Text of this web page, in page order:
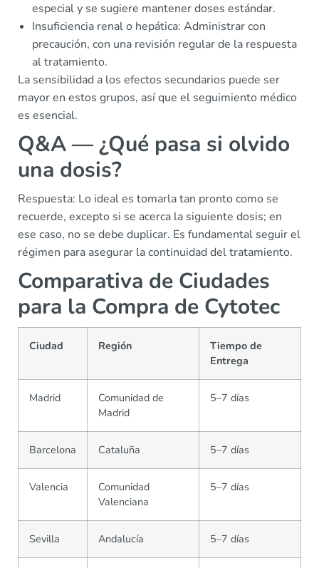
especial y se sugiere mantener doses estándar.
Insuficiencia renal o hepática: Administrar con
precaución, con una revisión regular de la respuesta
al tratamiento.
La sensibilidad a los efectos secundarios puede ser
mayor en estos grupos, así que el seguimiento médico
es esencial.
Q&A — ¿Qué pasa si olvido
una dosis?
Respuesta: Lo ideal es tomarla tan pronto como se
recuerde, excepto si se acerca la siguiente dosis; en
ese caso, no se debe duplicar. Es fundamental seguir el
régimen para asegurar la continuidad del tratamiento.
Comparativa de Ciudades
para la Compra de Cytotec
Ciudad Región
Tiempo de
Entrega
Madrid
Comunidad de
Madrid
5–7 días
Barcelona Cataluña 5–7 días
Valencia
Comunidad
Valenciana
5–7 días
Sevilla Andalucía 5–7 días